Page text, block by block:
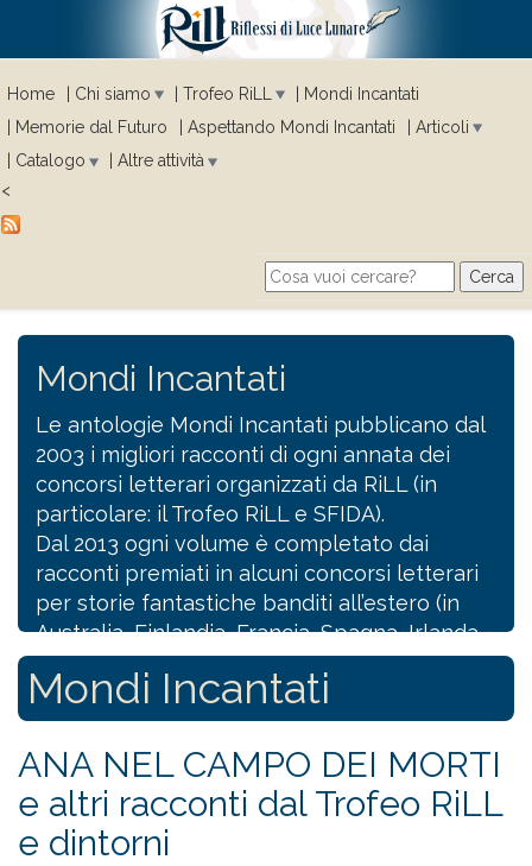
Home Chi siamo Trofeo RiLL
Mondi Incantati
Memorie dal Futuro
Aspettando Mondi Incantati
Articoli
Catalogo
Altre attività
<
Search form
Cerca
Mondi Incantati
Le antologie Mondi Incantati pubblicano dal
2003 i migliori racconti di ogni annata dei
concorsi letterari organizzati da RiLL (in
particolare: il Trofeo RiLL e SFIDA).
Dal 2013 ogni volume è completato dai
racconti premiati in alcuni concorsi letterari
per storie fantastiche banditi all’estero (in
Australia, Finlandia, Francia, Spagna, Irlanda,
Regno Unito, Sud Africa) e con cui il Trofeo
RiLL è gemellato.
Mondi Incantati esce ogni anno, sempre al
festival internazionale Lucca Comics &
Games (che patrocina la collana).
Mondi Incantati
ANA NEL CAMPO DEI MORTI
e altri racconti dal Trofeo RiLL
e dintorni